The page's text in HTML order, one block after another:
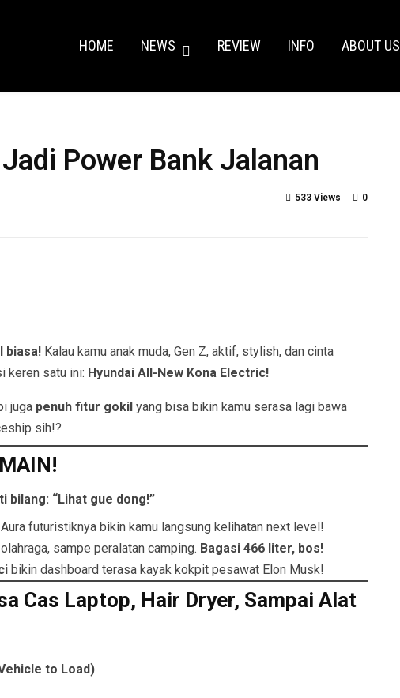
HOME NEWS REVIEW INFO ABOUT US
Power Bank Jalanan
0
533 Views
biasa! Kalau kamu anak muda, Gen Z, aktif, stylish, dan cinta
keren satu ini: Hyundai All-New Kona Electric!
juga penuh fitur gokil yang bisa bikin kamu serasa lagi bawa
sih!?
bilang: “Lihat gue dong!”
futuristiknya bikin kamu langsung kelihatan next level!
sampe peralatan camping. Bagasi 466 liter, bos!
bikin dashboard terasa kayak kokpit pesawat Elon Musk!
Cas Laptop, Hair Dryer, Sampai Alat
to Load)